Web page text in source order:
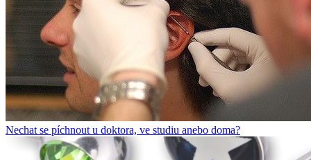
Nechat se píchnout u doktora, ve studiu anebo doma?